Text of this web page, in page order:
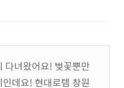
다녀왔어요! 벚꽃뿐만
데요! 현대로템 창원